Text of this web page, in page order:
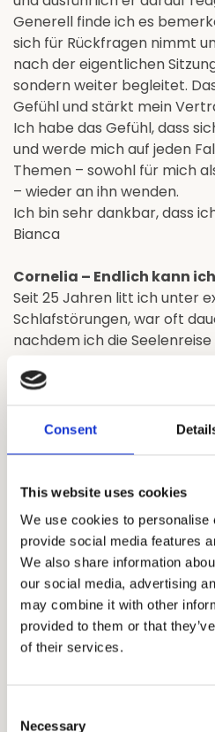
Consent
This website uses cookies
We use cookies to personalise
provide social media features
We also share information
our social media, advertising
may combine it with other
provided to them or that
of their services.
Necessary
Generell finde ich es
sich für Rückfragen nimmt
nach der eigentlichen
sondern weiter begleitet.
Gefühl und stärkt mein
Ich habe das Gefühl, dass
und werde mich auf jeden
Themen – sowohl für mich
– wieder an ihn wenden.
Ich bin sehr dankbar, dass
Bianca
Cornelia – Endlich kann
Seit 25 Jahren litt ich unter
Schlafstörungen, war oft
nachdem ich die
kamen wieder die
Augenmerk auf die Stunden
ich kann es kaum fassen.
Vertrauen wiegen. Die
geholfen, dieses große und
Schlafstörungen aufzulösen.
Dienst – stellvertretend für
gemacht zu haben.
Alles Gute auf deinem Weg.
Namaste,
Cornelia
Ich bin sehr, sehr dankbar,